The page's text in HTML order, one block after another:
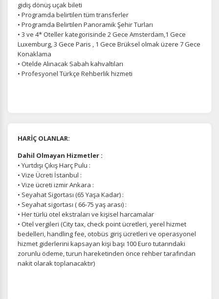
gidiş dönüş uçak bileti
• Programda belirtilen tüm transferler
• Programda Belirtilen Panoramik Şehir Turları
• 3 ve 4* Oteller kategorisinde 2 Gece Amsterdam,1 Gece
Luxemburg, 3 Gece Paris , 1 Gece Brüksel olmak üzere 7 Gece
Konaklama
• Otelde Alınacak Sabah kahvaltıları
• Profesyonel Türkçe Rehberlik hizmeti
HARİÇ OLANLAR:
Dahil Olmayan Hizmetler :
• Yurtdışı Çıkış Harç Pulu :
• Vize Ücreti İstanbul :
• Vize ücreti izmir Ankara :
• Seyahat Sigortası (65 Yaşa Kadar) :
• Seyahat sigortası ( 66-75 yaş arası) :
• Her türlü otel ekstraları ve kişisel harcamalar
• Otel vergileri (City tax, check point ücretleri, yerel hizmet
bedelleri, handling fee, otobüs giriş ücretleri ve operasyonel
hizmet giderlerini kapsayan kişi başı 100 Euro tutarındaki
zorunlu ödeme, turun hareketinden önce rehber tarafından
nakit olarak toplanacaktır)